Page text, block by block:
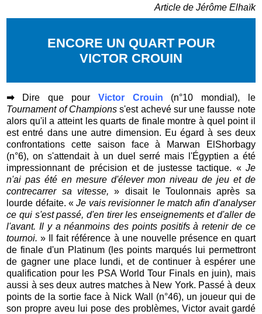
Article de Jérôme Elhaïk
ENCORE UN QUART POUR
VICTOR CROUIN
➡ Dire que pour Victor Crouin (n°10 mondial), le
Tournament of Championss'est achevé sur une fausse note
alors qu'il a atteint les quarts de finale montre à quel point il
est entré dans une autre dimension. Eu égard à ses deux
confrontations cette saison face à Marwan ElShorbagy
(n°6), on s'attendait à un duel serré mais l'Égyptien a été
impressionnant de précision et de justesse tactique. « Je
n'ai pas été en mesure d'élever mon niveau de jeu et de
contrecarrer sa vitesse,» disait le Toulonnais après sa
lourde défaite. «Je vais revisionner le match afin d'analyser
ce qui s'est passé, d'en tirer les enseignements et d'aller de
l'avant. Il y a néanmoins des points positifs à retenir de ce
tournoi. » Il fait référence à une nouvelle présence en quart
de finale d'un Platinum (les points marqués lui permettront
de gagner une place lundi, et de continuer à espérer une
qualification pour les PSA World Tour Finals en juin), mais
aussi à ses deux autres matches à New York. Passé à deux
points de la sortie face à Nick Wall (n°46), un joueur qui de
son propre aveu lui pose des problèmes, Victor avait gardé